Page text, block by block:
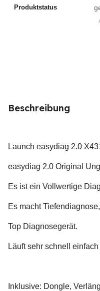
Produktstatus
Beschreibung
Launch easydiag 2.0
easydiag 2.0 Original
Es ist ein Vollwertige
Es macht
Top Diagnosegerät.
Läuft sehr schnell einfach
Inklusive: Dongle,